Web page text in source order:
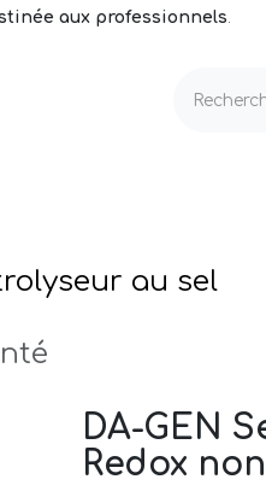
aux professionnels.
au sel
DA-GEN
Redox